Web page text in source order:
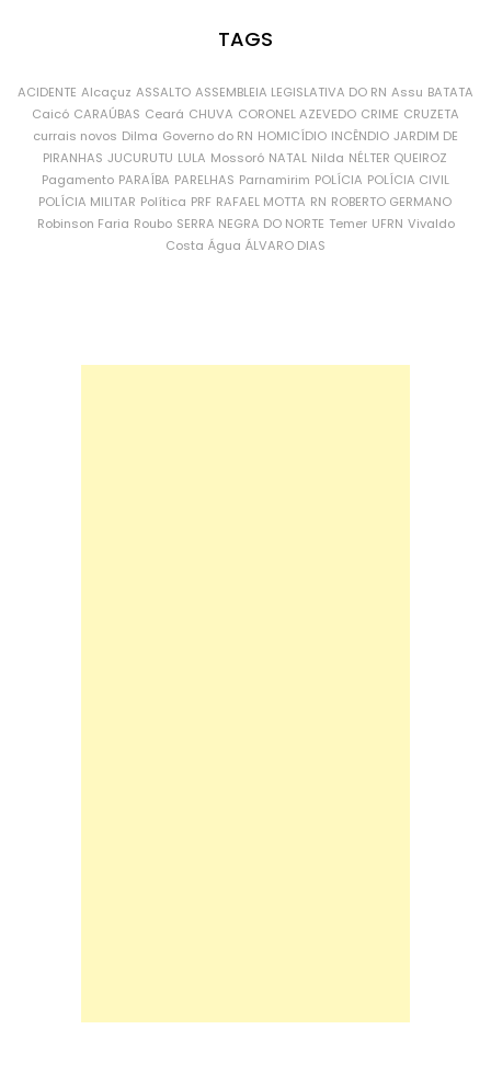
TAGS
ACIDENTE Alcaçuz ASSALTO ASSEMBLEIA LEGISLATIVA DO RN Assu BATATA
Caicó CARAÚBAS Ceará CHUVA CORONEL AZEVEDO CRIME CRUZETA
currais novos Dilma Governo do RN HOMICÍDIO INCÊNDIO JARDIM DE
PIRANHAS JUCURUTU LULA Mossoró NATAL Nilda NÉLTER QUEIROZ
Pagamento PARAÍBA PARELHAS Parnamirim POLÍCIA POLÍCIA CIVIL
POLÍCIA MILITAR Política PRF RAFAEL MOTTA RN ROBERTO GERMANO
Robinson Faria Roubo SERRA NEGRA DO NORTE Temer UFRN Vivaldo
Costa Água ÁLVARO DIAS